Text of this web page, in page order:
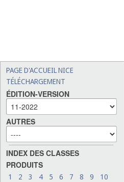
PAGE D'ACCUEIL NICE
TÉLÉCHARGEMENT
ÉDITION-VERSION
AUTRES
INDEX DES CLASSES
PRODUITS
1 2 3 4 5 6 7 8 9
10